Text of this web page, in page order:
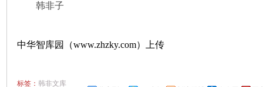
韩非子
中华智库园（www.zhzky.com）上传
标签： 韩非文库